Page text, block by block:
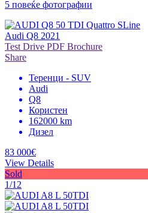
5 повеќе фотографии
Audi Q8 2021
Test Drive PDF Brochure
Share
Теренци - SUV
Audi
Q8
Користен
162000 km
Дизел
83 000€
View Details
Sold
1/12